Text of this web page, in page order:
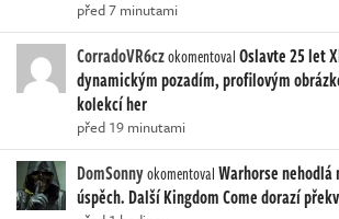
před 7 minutami
CorradoVR6czokomentovalOslavte 25 let
dynamickým pozadím, profilovým
kolekcí her
před 19 minutami
DomSonnyokomentovalWarhorse
úspěch. Další Kingdom Come dorazí